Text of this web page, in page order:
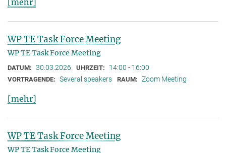
WP TE Task Force Meeting
WP TE Task Force Meeting
DATUM: 30.03.2026 UHRZEIT: 14:00 - 16:00
VORTRAGENDE: Several speakers RAUM: Zoom Meeting
[mehr]
WP TE Task Force Meeting
WP TE Task Force Meeting